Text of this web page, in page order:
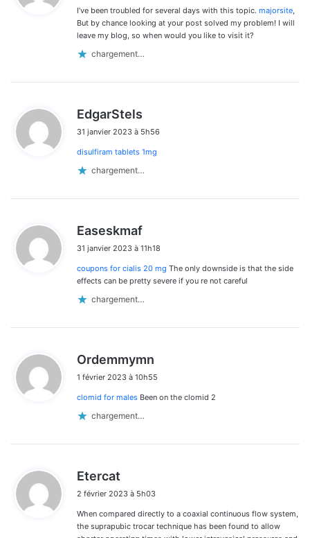
:
I’ve been troubled for several days with this topic. majorsite,
But by chance looking at your post solved my problem! I will
leave my blog, so when would you like to visit it?
chargement…
EdgarStels
t
31 janvier 2023 à 5h56
disulfiram tablets 1mg
chargement…
Easeskmaf
t
:
31 janvier 2023 à 11h18
coupons for cialis 20 mg The only downside is that the side
effects can be pretty severe if you re not careful
chargement…
Ordemmymn
t
1 février 2023 à 10h55
clomid for males Been on the clomid 2
chargement…
Etercat
t
:
2 février 2023 à 5h03
When compared directly to a coaxial continuous flow system,
the suprapubic trocar technique has been found to allow